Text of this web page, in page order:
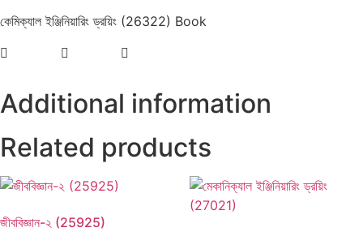
কেমিক্যাল ইঞ্জিনিয়ারিং ড্রয়িং (26322) Book
Additional information
Related products
জীববিজ্ঞান-২ (25925)